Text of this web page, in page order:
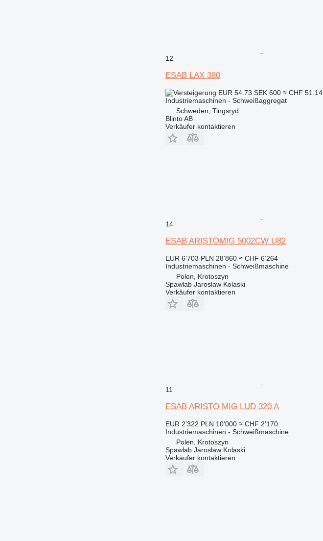
12
ESAB LAX 380
EUR 54.73 SEK 600 ≈ CHF 51.14
Industriemaschinen - Schweißaggregat
Schweden, Tingsryd
Blinto AB
Verkäufer kontaktieren
14
ESAB ARISTOMIG 5002CW U82
EUR 6’703 PLN 28’860 ≈ CHF 6’264
Industriemaschinen - Schweißmaschine
Polen, Krotoszyn
Spawlab Jaroslaw Kolaski
Verkäufer kontaktieren
11
ESAB ARISTO MIG LUD 320 A
EUR 2’322 PLN 10’000 ≈ CHF 2’170
Industriemaschinen - Schweißmaschine
Polen, Krotoszyn
Spawlab Jaroslaw Kolaski
Verkäufer kontaktieren